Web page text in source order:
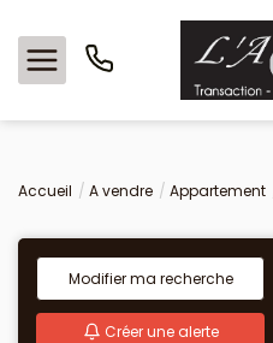
Nos offres
Locations
L'agence
Accueil A vendre Appartement
Modifier ma recherche
Créer une alerte